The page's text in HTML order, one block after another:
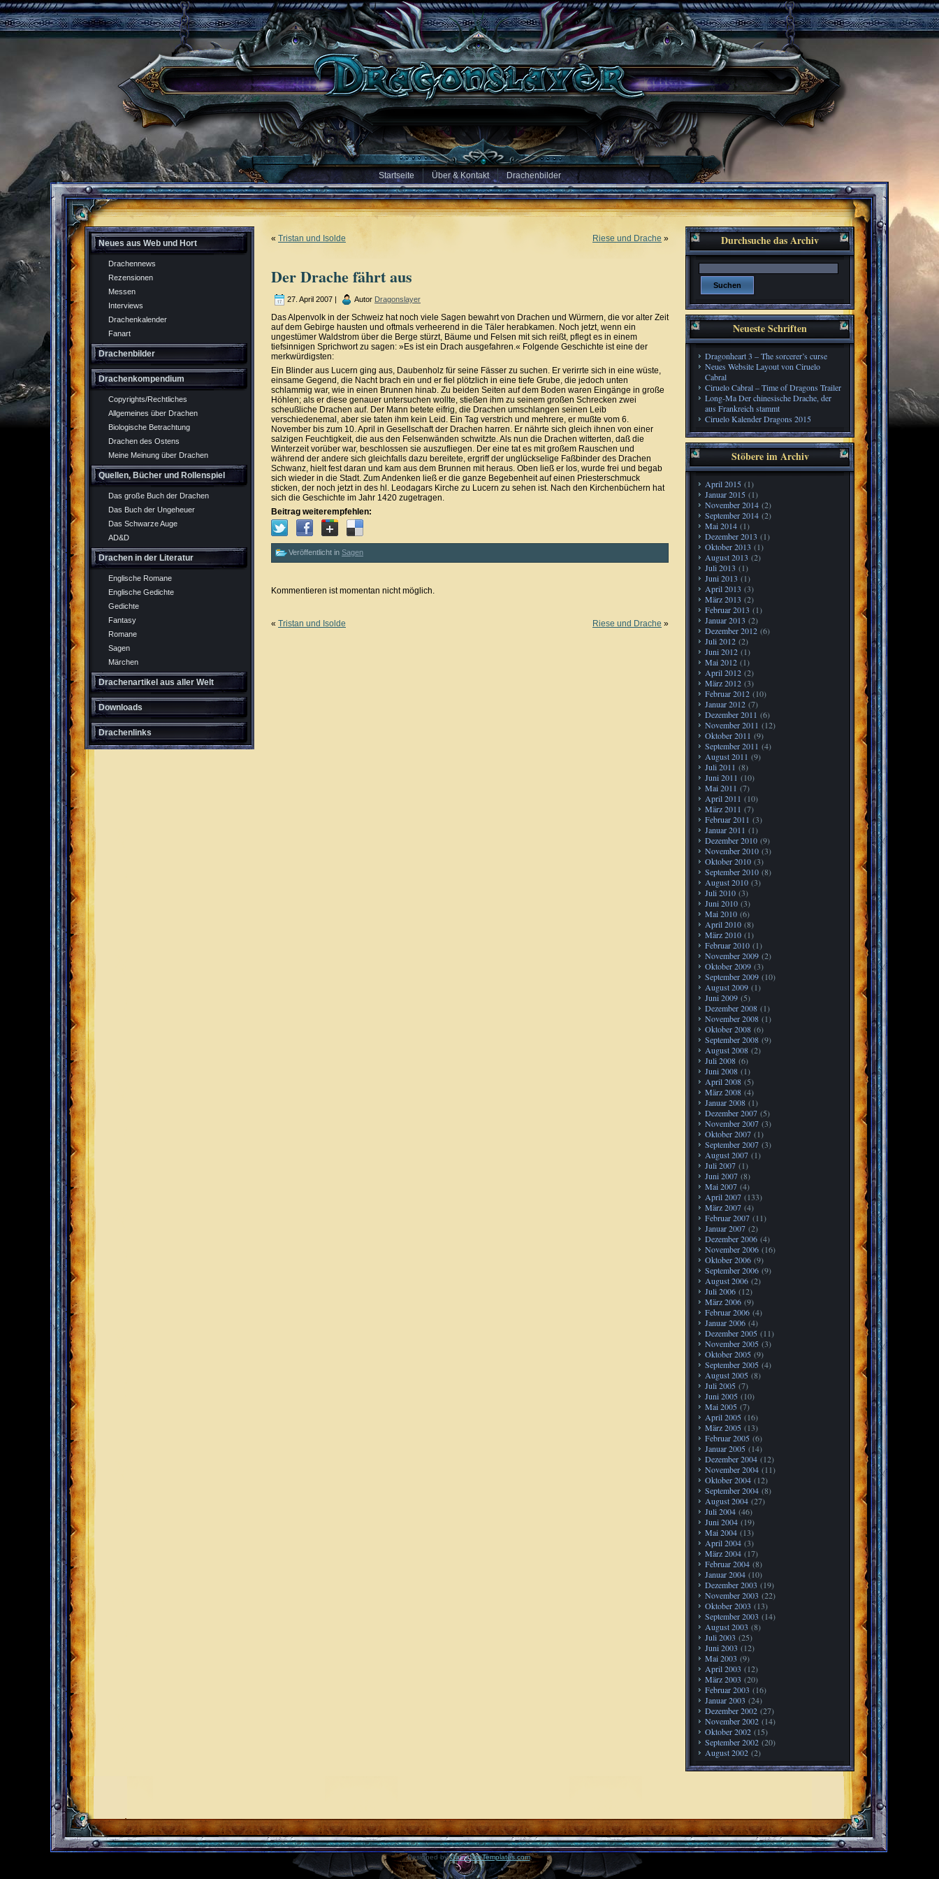
Startseite Über & Kontakt Drachenbilder
Neues aus Web und Hort
Drachennews
Rezensionen
Messen
Interviews
Drachenkalender
Fanart
Drachenbilder
Drachenkompendium
Copyrights/Rechtliches
Allgemeines über Drachen
Biologische Betrachtung
Drachen des Ostens
Meine Meinung über Drachen
Quellen, Bücher und Rollenspiel
Das große Buch der Drachen
Das Buch der Ungeheuer
Das Schwarze Auge
AD&D
Drachen in der Literatur
Englische Romane
Englische Gedichte
Gedichte
Fantasy
Romane
Sagen
Märchen
Drachenartikel aus aller Welt
Downloads
Drachenlinks
« Tristan und Isolde Riese und Drache »
Der Drache fährt aus
27. April 2007 | Autor Dragonslayer
Das Alpenvolk in der Schweiz hat noch viele Sagen bewahrt von Drachen und Würmern, die vor alter Zeit
auf dem Gebirge hausten und oftmals verheerend in die Täler herabkamen. Noch jetzt, wenn ein
ungestümer Waldstrom über die Berge stürzt, Bäume und Felsen mit sich reißt, pflegt es in einem
tiefsinnigen Sprichwort zu sagen: »Es ist ein Drach ausgefahren.« Folgende Geschichte ist eine der
merkwürdigsten:
Ein Blinder aus Lucern ging aus, Daubenholz für seine Fässer zu suchen. Er verirrte sich in eine wüste,
einsame Gegend, die Nacht brach ein und er fiel plötzlich in eine tiefe Grube, die jedoch unten
schlammig war, wie in einen Brunnen hinab. Zu beiden Seiten auf dem Boden waren Eingänge in große
Höhlen; als er diese genauer untersuchen wollte, stießen ihm zu seinem großen Schrecken zwei
scheußliche Drachen auf. Der Mann betete eifrig, die Drachen umschlangen seinen Leib
verschiedenemal, aber sie taten ihm kein Leid. Ein Tag verstrich und mehrere, er mußte vom 6.
November bis zum 10. April in Gesellschaft der Drachen harren. Er nährte sich gleich ihnen von einer
salzigen Feuchtigkeit, die aus den Felsenwänden schwitzte. Als nun die Drachen witterten, daß die
Winterzeit vorüber war, beschlossen sie auszufliegen. Der eine tat es mit großem Rauschen und
während der andere sich gleichfalls dazu bereitete, ergriff der unglückselige Faßbinder des Drachen
Schwanz, hielt fest daran und kam aus dem Brunnen mit heraus. Oben ließ er los, wurde frei und begab
sich wieder in die Stadt. Zum Andenken ließ er die ganze Begebenheit auf einen Priesterschmuck
sticken, der noch jetzt in des hl. Leodagars Kirche zu Lucern zu sehen ist. Nach den Kirchenbüchern hat
sich die Geschichte im Jahr 1420 zugetragen.
Beitrag weiterempfehlen:
Veröffentlicht in Sagen
Kommentieren ist momentan nicht möglich.
« Tristan und Isolde Riese und Drache »
Durchsuche das Archiv
Neueste Schriften
Dragonheart 3 – The sorcerer’s curse
Neues Website Layout von Ciruelo
Cabral
Ciruelo Cabral – Time of Dragons Trailer
Long-Ma Der chinesische Drache, der
aus Frankreich stammt
Ciruelo Kalender Dragons 2015
Stöbere im Archiv
April 2015 (1)
Januar 2015 (1)
November 2014 (2)
September 2014 (2)
Mai 2014 (1)
Dezember 2013 (1)
Oktober 2013 (1)
August 2013 (2)
Juli 2013 (1)
Juni 2013 (1)
April 2013 (3)
März 2013 (2)
Februar 2013 (1)
Januar 2013 (2)
Dezember 2012 (6)
Juli 2012 (2)
Juni 2012 (1)
Mai 2012 (1)
April 2012 (2)
März 2012 (3)
Februar 2012 (10)
Januar 2012 (7)
Dezember 2011 (6)
November 2011 (12)
Oktober 2011 (9)
September 2011 (4)
August 2011 (9)
Juli 2011 (8)
Juni 2011 (10)
Mai 2011 (7)
April 2011 (10)
März 2011 (7)
Februar 2011 (3)
Januar 2011 (1)
Dezember 2010 (9)
November 2010 (3)
Oktober 2010 (3)
September 2010 (8)
August 2010 (3)
Juli 2010 (3)
Juni 2010 (3)
Mai 2010 (6)
April 2010 (8)
März 2010 (1)
Februar 2010 (1)
November 2009 (2)
Oktober 2009 (3)
September 2009 (10)
August 2009 (1)
Juni 2009 (5)
Dezember 2008 (1)
November 2008 (1)
Oktober 2008 (6)
September 2008 (9)
August 2008 (2)
Juli 2008 (6)
Juni 2008 (1)
April 2008 (5)
März 2008 (4)
Januar 2008 (1)
Dezember 2007 (5)
November 2007 (3)
Oktober 2007 (1)
September 2007 (3)
August 2007 (1)
Juli 2007 (1)
Juni 2007 (8)
Mai 2007 (4)
April 2007 (133)
März 2007 (4)
Februar 2007 (11)
Januar 2007 (2)
Dezember 2006 (4)
November 2006 (16)
Oktober 2006 (9)
September 2006 (9)
August 2006 (2)
Juli 2006 (12)
März 2006 (9)
Februar 2006 (4)
Januar 2006 (4)
Dezember 2005 (11)
November 2005 (3)
Oktober 2005 (9)
September 2005 (4)
August 2005 (8)
Juli 2005 (7)
Juni 2005 (10)
Mai 2005 (7)
April 2005 (16)
März 2005 (13)
Februar 2005 (6)
Januar 2005 (14)
Dezember 2004 (12)
November 2004 (11)
Oktober 2004 (12)
September 2004 (8)
August 2004 (27)
Juli 2004 (46)
Juni 2004 (19)
Mai 2004 (13)
April 2004 (3)
März 2004 (17)
Februar 2004 (8)
Januar 2004 (10)
Dezember 2003 (19)
November 2003 (22)
Oktober 2003 (13)
September 2003 (14)
August 2003 (8)
Juli 2003 (25)
Juni 2003 (12)
Mai 2003 (9)
April 2003 (12)
März 2003 (20)
Februar 2003 (16)
Januar 2003 (24)
Dezember 2002 (27)
November 2002 (14)
Oktober 2002 (15)
September 2002 (20)
August 2002 (2)
Designed byGameSiteTemplates.com.